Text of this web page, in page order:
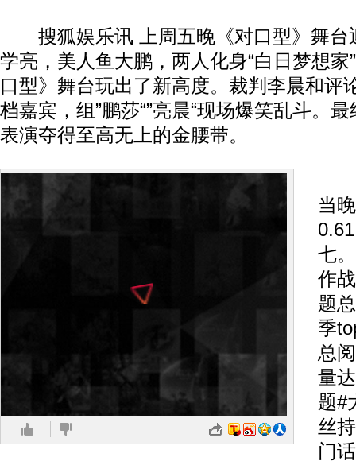
搜狐娱乐讯 上周五晚《对口型》舞台
学亮，美人鱼大鹏，两人化身“白日梦想家
口型》舞台玩出了新高度。裁判李晨和评
档嘉宾，组”鹏莎“”亮晨“现场爆笑乱斗。
表演夺得至高无上的金腰带。
当
七
作
题
季
总
量
题#
丝
门